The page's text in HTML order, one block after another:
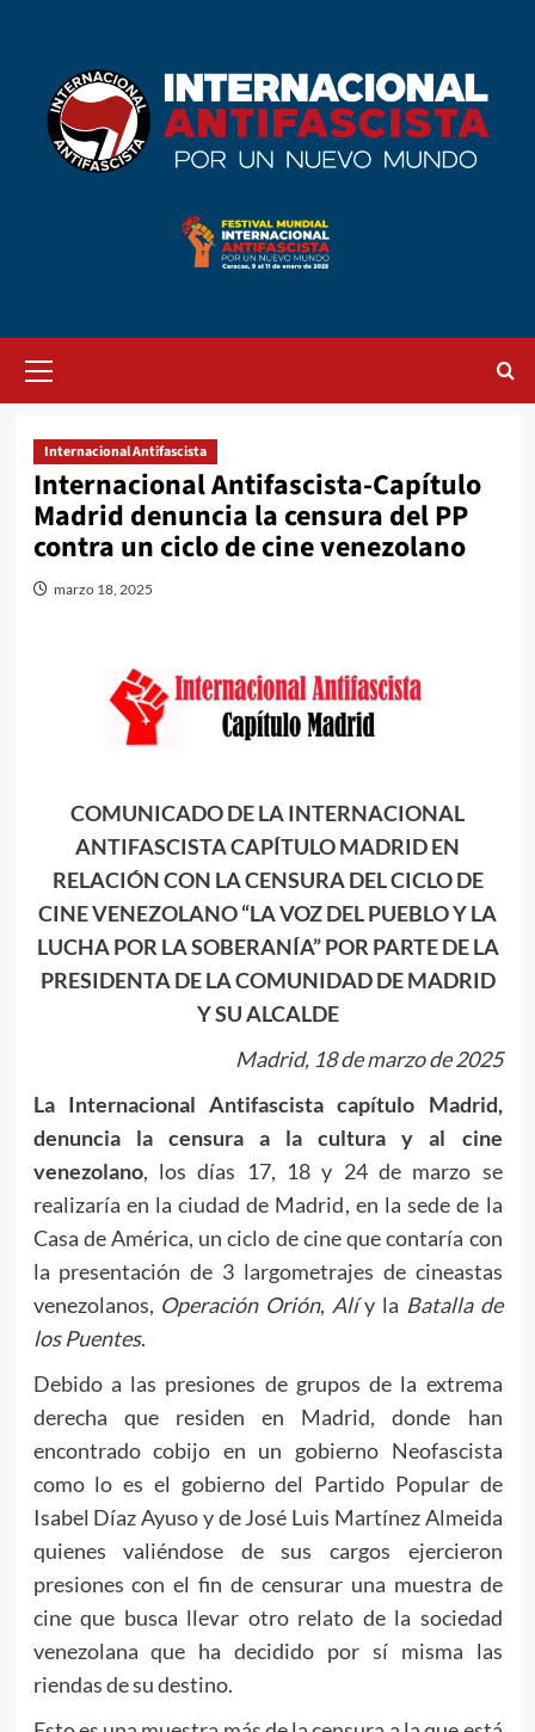
contenido
primario
Internacional Antifascista
Internacional Antifascista-Capítulo
Madrid denuncia la censura del PP
contra un ciclo de cine venezolano
marzo 18, 2025
COMUNICADO DE LA INTERNACIONAL
ANTIFASCISTA CAPÍTULO MADRID EN
RELACIÓN CON LA CENSURA DEL CICLO DE
CINE VENEZOLANO “LA VOZ DEL PUEBLO Y LA
LUCHA POR LA SOBERANÍA” POR PARTE DE LA
PRESIDENTA DE LA COMUNIDAD DE MADRID
Y SU ALCALDE
Madrid, 18 de marzo de 2025
La Internacional Antifascista capítulo Madrid,
denuncia la censura a la cultura y al cine
venezolano, los días 17, 18 y 24 de marzo se
realizaría en la ciudad de Madrid, en la sede de la
Casa de América, un ciclo de cine que contaría con
la presentación de 3 largometrajes de cineastas
venezolanos, Operación Orión, Alíy la Batalla de
los Puentes.
Debido a las presiones de grupos de la extrema
derecha que residen en Madrid, donde han
encontrado cobijo en un gobierno Neofascista
como lo es el gobierno del Partido Popular de
Isabel Díaz Ayuso y de José Luis Martínez Almeida
quienes valiéndose de sus cargos ejercieron
presiones con el fin de censurar una muestra de
cine que busca llevar otro relato de la sociedad
venezolana que ha decidido por sí misma las
riendas de su destino.